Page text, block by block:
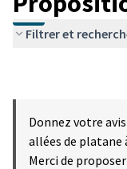
Filtrer et
Donnez votre
allées de platane
Merci de